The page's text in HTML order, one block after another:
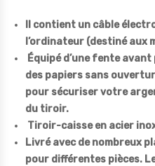
Il contient un câble
l’ordinateur (destiné aux
Équipé d’une fente
des papiers sans
pour sécuriser votre
du tiroir.
Tiroir-caisse en acier
Livré avec de nombreux
pour différentes pièces.